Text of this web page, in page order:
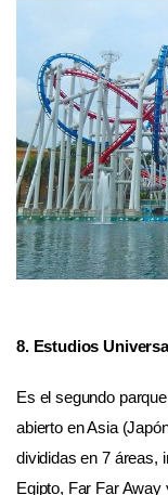
8. Estudios
Es el segundo
abierto en Asia
divididas en 7 áreas,
Egipto, Far Far Away